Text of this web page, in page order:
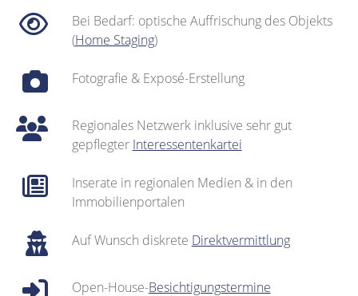
Bei Bedarf: optische Auffrischung des Objekts
(Home Staging)
Fotografie & Exposé-Erstellung
Regionales Netzwerk inklusive sehr gut
gepflegter Interessentenkartei
Inserate in regionalen Medien & in den
Immobilienportalen
Auf Wunsch diskrete Direktvermittlung
Open-House-Besichtigungstermine